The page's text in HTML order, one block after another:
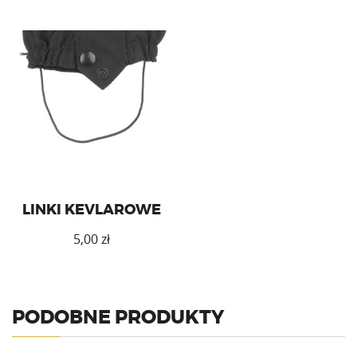
Zapasowe linki kevlarowe do
ochraniaczy Yeti.
LINKI KEVLAROWE
5,00zł
PODOBNE PRODUKTY